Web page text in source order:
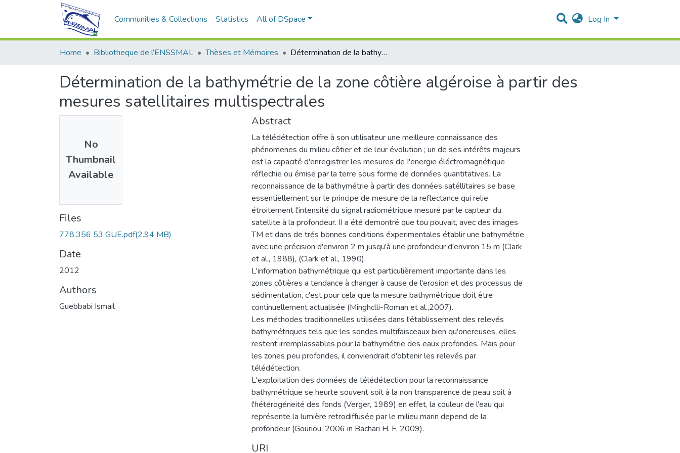
Communities & Collections Statistics All of DSpace Log In
Home Bibliotheque de l’ENSSMAL Thèses et Mémoires Détermination de la bathymétrie de la zone côtière algéroise à partir des mesures satellitaires multispectrales
Détermination de la bathymétrie de la zone côtière algéroise à partir des
mesures satellitaires multispectrales
No
Thumbnail
Available
Files
778.356 53 GUE.pdf(2.94 MB)
Date
2012
Authors
Guebbabi Ismail
Abstract
La télédétection offre à son utilisateur une meilleure connaissance des
phénomenes du milieu côtier et de leur évolution ; un de ses intérêts majeurs
est la capacité d'enregistrer les mesures de I'energie éléctromagnétique
réflechie ou émise par la terre sous forme de données quantitatives. La
reconnaissance de la bathymétrie à partir des données satéllitaires se base
essentiellement sur le principe de mesure de la reflectance qui relie
étroitement l'intensité du signal radiométrique mesuré par le capteur du
satellite à la profondeur. II a été demontré que tou pouvait, avec des images
TM et dans de trés bonnes conditions éxperimentales établir une bathymétrie
avec une précision d'environ 2 m jusqu'à une profondeur d'environ 15 m (Clark
et al., 1988), (Clark et al., 1990).
L'information bathymétrique qui est particulièrement importante dans les
zones côtières a tendance à changer à cause de l'erosion et des processus de
sédimentation, c'est pour cela que la mesure bathymétrique doit être
continuellement actualisée (Minghclli-Roman et al.,2007).
Les méthodes traditionnelles utilisées dans l'établissement des relevés
bathymétriques tels que les sondes multifaisceaux bien qu'onereuses, elles
restent irremplassables pour la bathymétrie des eaux profondes. Mais pour
les zones peu profondes, il conviendrait d'obtenir les relevés par
télédétection.
L'exploitation des données de télédétection pour la reconnaissance
bathymétrique se heurte souvent soit à la non transparence de peau soit à
l'hétérogéneité des fonds (Verger, 1989) en effet, la couleur de l'eau qui
représente la lumière retrodiffusée par le milieu marin depend de la
profondeur (Gouriou, 2006 in Bachari H. F, 2009).
URI